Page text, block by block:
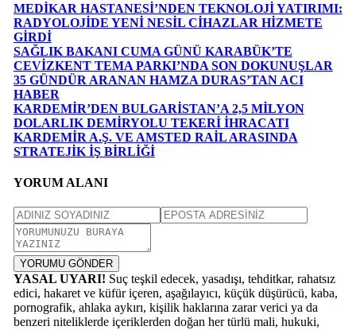
MEDİKAR HASTANESİ’NDEN TEKNOLOJİ YATIRIMI:
RADYOLOJİDE YENİ NESİL CİHAZLAR HİZMETE
GİRDİ
SAĞLIK BAKANI CUMA GÜNÜ KARABÜK’TE
CEVİZKENT TEMA PARKI’NDA SON DOKUNUŞLAR
35 GÜNDÜR ARANAN HAMZA DURAS’TAN ACI
HABER
KARDEMİR’DEN BULGARİSTAN’A 2,5 MİLYON
DOLARLIK DEMİRYOLU TEKERİ İHRACATI
KARDEMİR A.Ş. VE AMSTED RAİL ARASINDA
STRATEJİK İŞ BİRLİĞİ
YORUM ALANI
YORUMU GÖNDER
YASAL UYARI! Suç teşkil edecek, yasadışı, tehditkar, rahatsız
edici, hakaret ve küfür içeren, aşağılayıcı, küçük düşürücü, kaba,
pornografik, ahlaka aykırı, kişilik haklarına zarar verici ya da
benzeri niteliklerde içeriklerden doğan her türlü mali, hukuki,